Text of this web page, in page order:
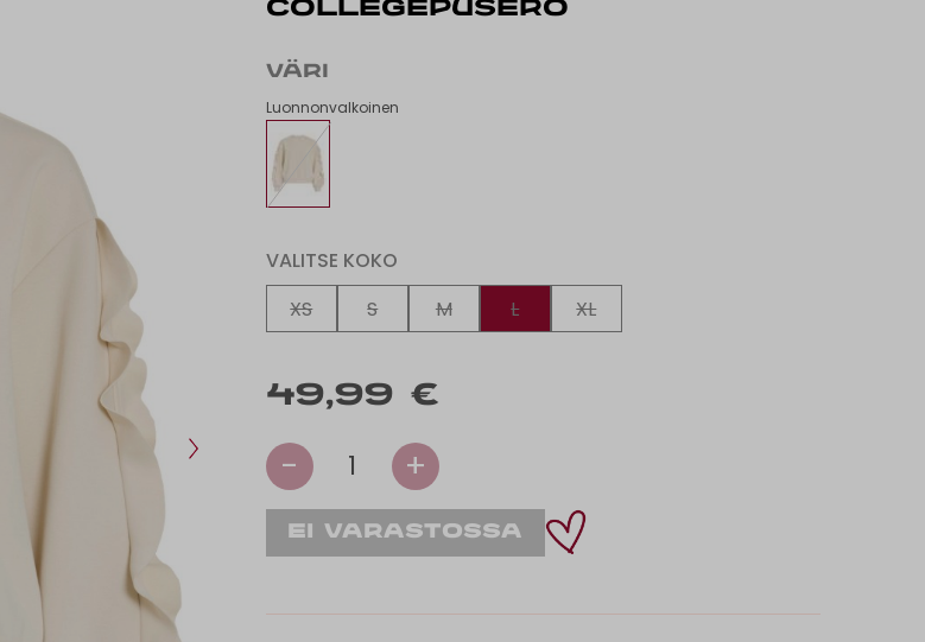
COLLEGEPUSERO
VÄRI
Luonnonvalkoinen
VALITSE KOKO
XS
S M L XL
49,99 €
- 1 +